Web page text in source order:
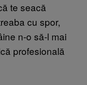
te seacă
cu spor,
n-o să-l mai
profesională